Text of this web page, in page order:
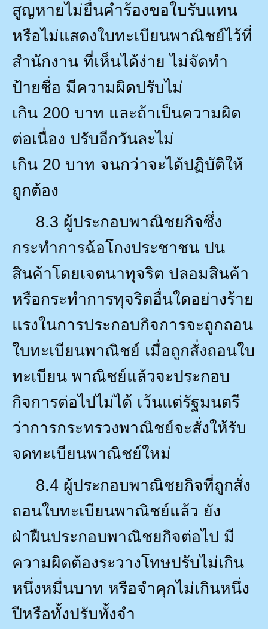
สูญหายไม่ยื่นคำร้องขอใบรับแทน
หรือไม่แสดงใบทะเบียนพาณิชย์ไว้ที่
สำนักงาน ที่เห็นได้ง่าย ไม่จัดทำ
ป้ายชื่อ มีความผิดปรับไม่
เกิน 200 บาท และถ้าเป็นความผิด
ต่อเนื่อง ปรับอีกวันละไม่
เกิน 20 บาท จนกว่าจะได้ปฏิบัติให้
ถูกต้อง
8.3 ผู้ประกอบพาณิชยกิจซึ่ง
กระทำการฉ้อโกงประชาชน ปน
สินค้าโดยเจตนาทุจริต ปลอมสินค้า
หรือกระทำการทุจริตอื่นใดอย่างร้าย
แรงในการประกอบกิจการจะถูกถอน
ใบทะเบียนพาณิชย์ เมื่อถูกสั่งถอนใบ
ทะเบียน พาณิชย์แล้วจะประกอบ
กิจการต่อไปไม่ได้ เว้นแต่รัฐมนตรี
ว่าการกระทรวงพาณิชย์จะสั่งให้รับ
จดทะเบียนพาณิชย์ใหม่
8.4 ผู้ประกอบพาณิชยกิจที่ถูกสั่ง
ถอนใบทะเบียนพาณิชย์แล้ว ยัง
ฝ่าฝืนประกอบพาณิชยกิจต่อไป มี
ความผิดต้องระวางโทษปรับไม่เกิน
หนึ่งหมื่นบาท หรือจำคุกไม่เกินหนึ่ง
ปีหรือทั้งปรับทั้งจำ